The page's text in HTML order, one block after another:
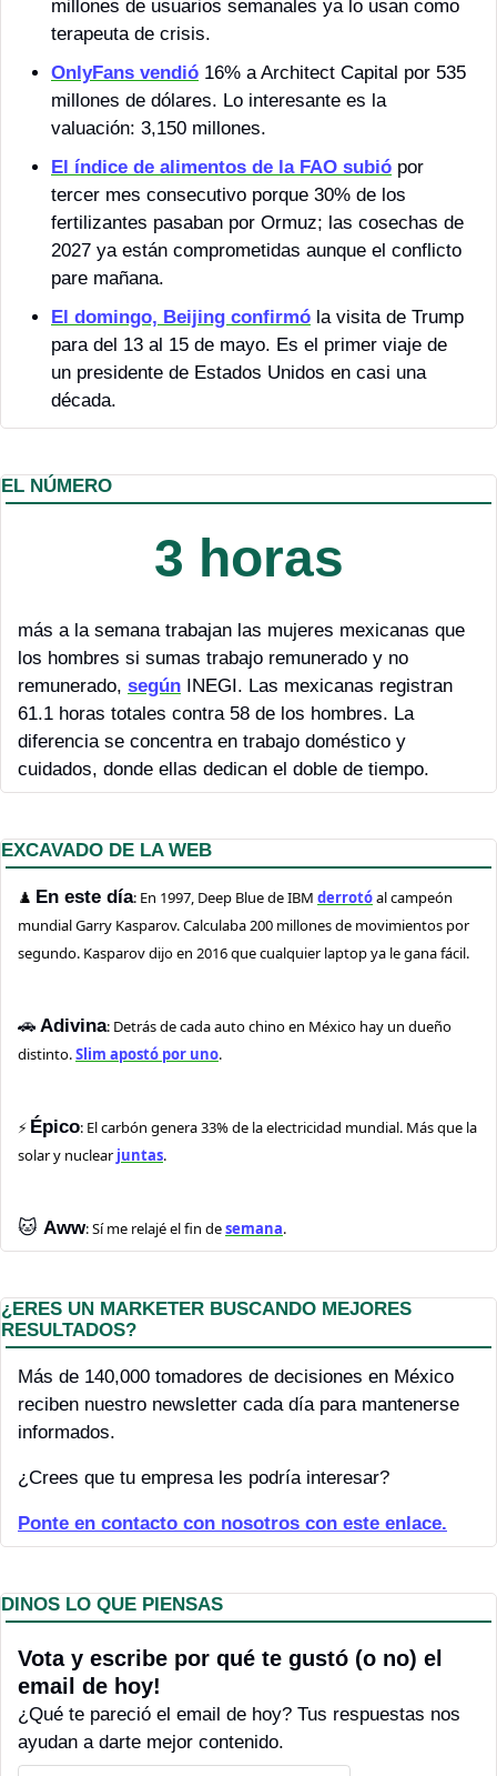
millones de usuarios semanales ya lo usan como
terapeuta de crisis.
OnlyFans vendió 16% a Architect Capital por 535
millones de dólares. Lo interesante es la
valuación: 3,150 millones.
El índice de alimentos de la FAO subió por
tercer mes consecutivo porque 30% de los
fertilizantes pasaban por Ormuz; las cosechas de
2027 ya están comprometidas aunque el conflicto
pare mañana.
El domingo, Beijing confirmó la visita de Trump
para del 13 al 15 de mayo. Es el primer viaje de
un presidente de Estados Unidos en casi una
década.
EL NÚMERO
3 horas
más a la semana trabajan las mujeres mexicanas que
los hombres si sumas trabajo remunerado y no
remunerado, según INEGI. Las mexicanas registran
61.1 horas totales contra 58 de los hombres. La
diferencia se concentra en trabajo doméstico y
cuidados, donde ellas dedican el doble de tiempo.
EXCAVADO DE LA WEB
♟️ En este día: En 1997, Deep Blue de IBM derrotó al campeón
mundial Garry Kasparov. Calculaba 200 millones de movimientos por
segundo. Kasparov dijo en 2016 que cualquier laptop ya le gana fácil.
🚗 Adivina: Detrás de cada auto chino en México hay un dueño
distinto. Slim apostó por uno.
⚡ Épico: El carbón genera 33% de la electricidad mundial. Más que la
solar y nuclear juntas.
🐱 Aww: Sí me relajé el fin de semana.
¿ERES UN MARKETER BUSCANDO MEJORES
RESULTADOS?
Más de 140,000 tomadores de decisiones en México
reciben nuestro newsletter cada día para mantenerse
informados.
¿Crees que tu empresa les podría interesar?
Ponte en contacto con nosotros con este enlace.
DINOS LO QUE PIENSAS
Vota y escribe por qué te gustó (o no) el
email de hoy!
¿Qué te pareció el email de hoy? Tus respuestas nos
ayudan a darte mejor contenido.